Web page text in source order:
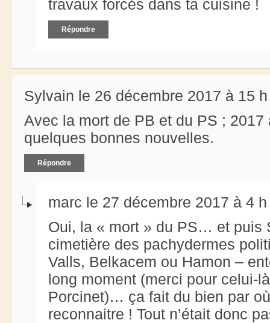
travaux forcés dans ta cuisine !
Répondre
Sylvain le 26 décembre 2017 à 15
Avec la mort de PB et du PS ;
quelques bonnes nouvelles.
Répondre
marc le 27 décembre 2017 à 4
Oui, la « mort » du PS… et puis
cimetière des pachydermes
Valls, Belkacem ou Hamon –
long moment (merci pour celui-
Porcinet)… ça fait du bien par
reconnaitre ! Tout n’était donc